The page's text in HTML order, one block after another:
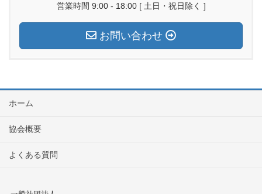
営業時間 9:00 - 18:00 [ 土日・祝日除く ]
お問い合わせ
ホーム
協会概要
よくある質問